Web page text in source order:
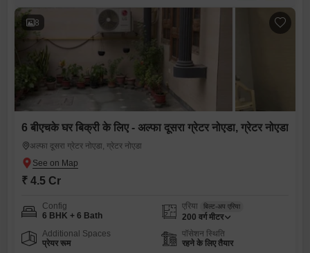
8
6 बीएचके घर बिक्री के लिए - अल्फा दूसरा ग्रेटर नोएडा, ग्रेटर नोएडा
अल्फा दूसरा ग्रेटर नोएडा, ग्रेटर नोएडा
₹ 4.5 Cr
Config
6 BHK + 6 Bath
एरिया बिल्ट-अप एरिया
200 वर्ग मीटर
Additional Spaces
प्रेयर रूम
पॉसेशन स्थिति
रहने के लिए तैयार